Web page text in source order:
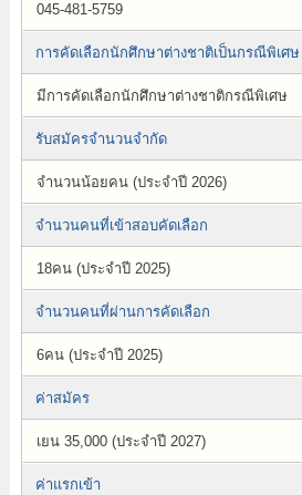
045-481-5759
การคัดเลือกนักศึกษาต่างชาติเป็นกรณีพิเศษ
มีการคัดเลือกนักศึกษาต่างชาติกรณีพิเศษ
รับสมัครจำนวนจำกัด
จำนวนน้อยคน (ประจำปี 2026)
จำนวนคนที่เข้าสอบคัดเลือก
18คน (ประจำปี 2025)
จำนวนคนที่ผ่านการคัดเลือก
6คน (ประจำปี 2025)
ค่าสมัคร
เยน 35,000 (ประจำปี 2027)
ค่าแรกเข้า